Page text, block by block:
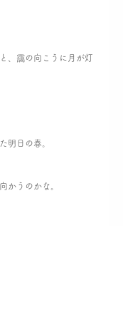
、靄の向こうに月が灯
明日の春。
かうのかな。